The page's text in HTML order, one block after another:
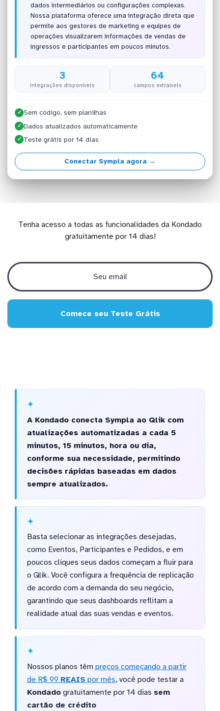
dados intermediários ou configurações complexas.
Nossa plataforma oferece uma integração direta que
permite aos gestores de marketing e equipes de
operações visualizarem informações de vendas de
ingressos e participantes em poucos minutos.
3
integrações disponíveis
64
campos extraíveis
✓ Sem código, sem planilhas
✓ Dados atualizados automaticamente
✓ Teste grátis por 14 dias
Conectar Sympla agora →
Tenha acesso a todas as funcionalidades da Kondado
gratuitamente por 14 dias!
Comece seu Teste Grátis
A Kondado conecta Sympla ao Qlik com
atualizações automatizadas a cada 5
minutos, 15 minutos, hora ou dia,
conforme sua necessidade, permitindo
decisões rápidas baseadas em dados
sempre atualizados.
Basta selecionar as integrações desejadas,
como Eventos, Participantes e Pedidos, e em
poucos cliques seus dados começam a fluir para
o Qlik. Você configura a frequência de replicação
de acordo com a demanda do seu negócio,
garantindo que seus dashboards reflitam a
realidade atual das suas vendas e eventos.
Nossos planos têm preços começando a partir
de R$ 99 REAIS por mês, você pode testar a
Kondadogratuitamente por 14 dias sem
cartão de crédito